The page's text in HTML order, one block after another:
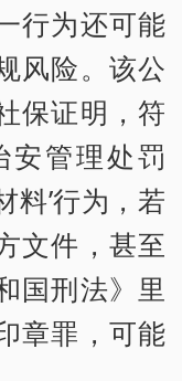
行为还可能
风险。该公
保证明，符
安管理处罚
料’行为，若
文件，甚至
国刑法》里
章罪，可能